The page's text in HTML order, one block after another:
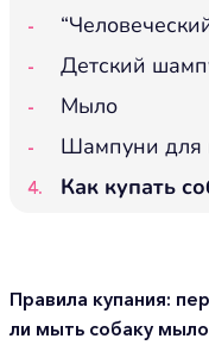
Детский
Мыло
Шампуни для
Как купать
Правила купания:
ли мыть собаку